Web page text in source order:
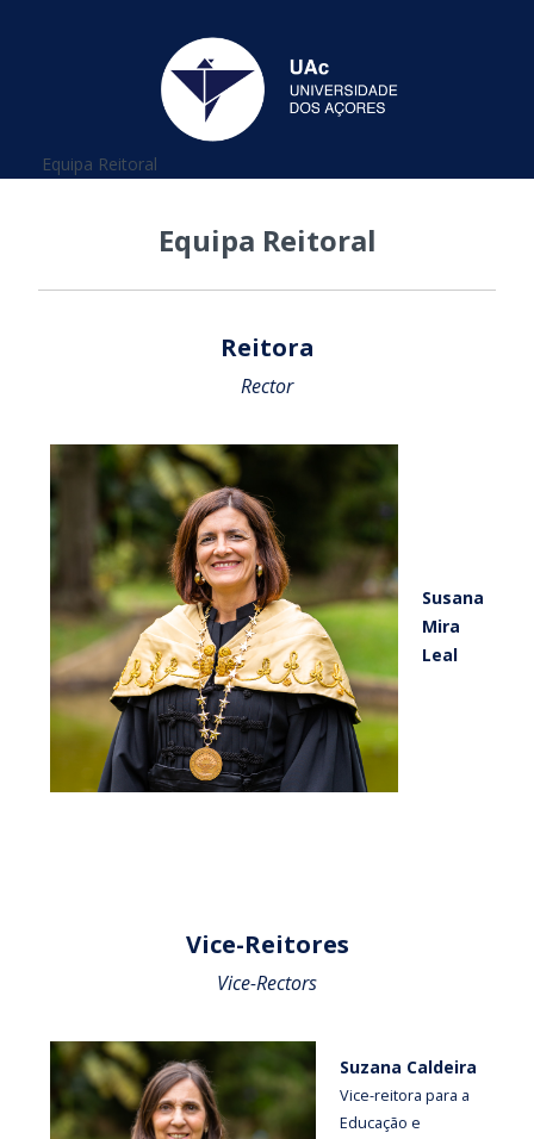
Está aqui
Equipa Reitoral
Equipa Reitoral
Reitora
Rector
Susana
Mira
Leal
Vice-Reitores
Vice-Rectors
Suzana Caldeira
Vice-reitora para a
Educação e